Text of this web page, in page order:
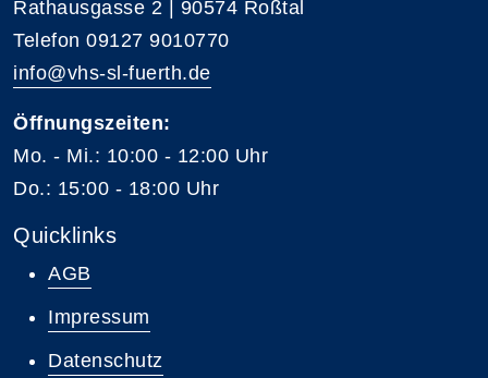
Rathausgasse 2 | 90574 Roßtal
Telefon 09127 9010770
info@vhs-sl-fuerth.de
Öffnungszeiten:
Mo. - Mi.: 10:00 - 12:00 Uhr
Do.: 15:00 - 18:00 Uhr
Quicklinks
AGB
Impressum
Datenschutz